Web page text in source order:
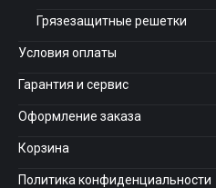
Грязезащитные решетки
Условия оплаты
Гарантия и сервис
Оформление заказа
Корзина
Политика конфиденциальности